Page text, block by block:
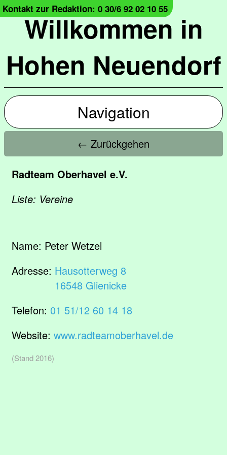
Willkommen in
Hohen Neuendorf
Kontakt zur Redaktion: 0 30/6 92 02 10 55
Navigation
← Zurückgehen
Radteam Oberhavel e.V.
Liste: Vereine
Name: Peter Wetzel
Adresse: Hausotterweg 8
16548 Glienicke
Telefon: 01 51/12 60 14 18
Website: www.radteamoberhavel.de
(Stand 2016)